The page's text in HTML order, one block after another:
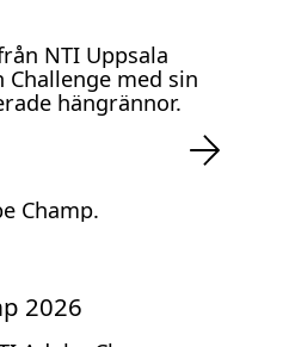
NTI Uppsala
Challenge med sin
hängrännor.
2026